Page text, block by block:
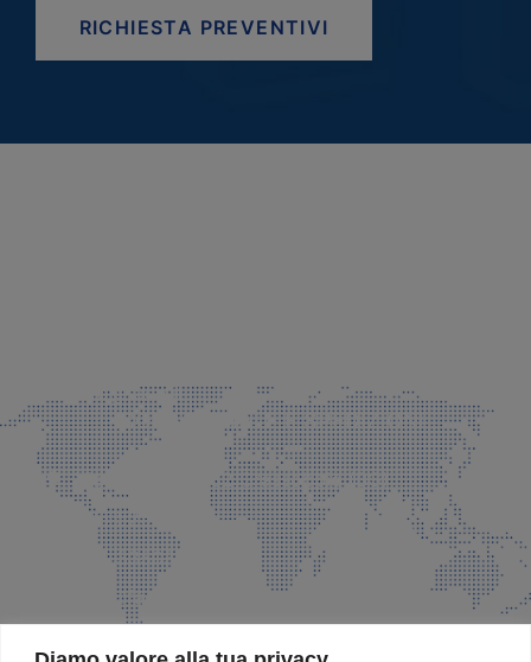
RICHIESTA PREVENTIVI
info@faeg.it
COMMERCIALE E SPEDIZIONI
Via Padre Elzi, 32 Grassobbio (BG)
035 525015
035 335037
info@faeg.it
SITE MAP